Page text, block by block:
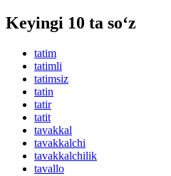
Keyingi 10 ta so‘z
tatim
tatimli
tatimsiz
tatin
tatir
tatit
tavakkal
tavakkalchi
tavakkalchilik
tavallo